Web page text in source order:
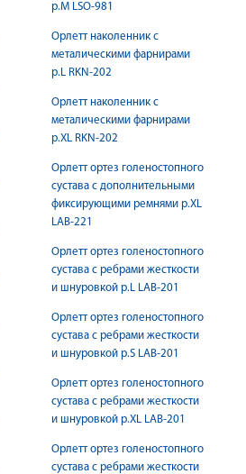
р.М LSO-981
Орлетт наколенник с
металическими фарнирами
р.L RKN-202
Орлетт наколенник с
металическими фарнирами
р.XL RKN-202
Орлетт ортез голеностопного
сустава с дополнительными
фиксирующими ремнями р.XL
LAB-221
Орлетт ортез голеностопного
сустава с ребрами жесткости
и шнуровкой р.L LAB-201
Орлетт ортез голеностопного
сустава с ребрами жесткости
и шнуровкой р.S LAB-201
Орлетт ортез голеностопного
сустава с ребрами жесткости
и шнуровкой р.XL LAB-201
Орлетт ортез голеностопного
сустава с ребрами жесткости